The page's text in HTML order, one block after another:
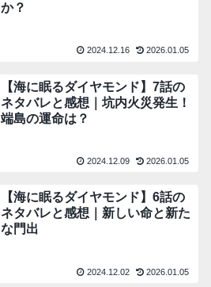
か？
2024.12.16 2026.01.05
【海に眠るダイヤモンド】7話の
ネタバレと感想｜坑内火災発生！
端島の運命は？
2024.12.09 2026.01.05
【海に眠るダイヤモンド】6話の
ネタバレと感想｜新しい命と新た
な門出
2024.12.02 2026.01.05